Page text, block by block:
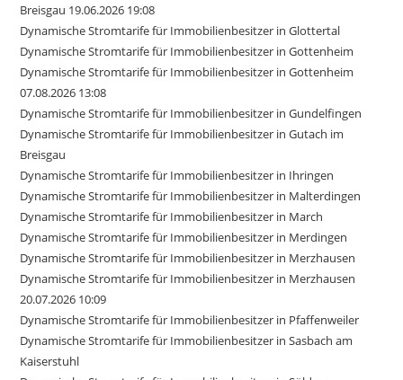
Breisgau 19.06.2026 19:08
Dynamische Stromtarife für Immobilienbesitzer in Glottertal
Dynamische Stromtarife für Immobilienbesitzer in Gottenheim
Dynamische Stromtarife für Immobilienbesitzer in Gottenheim
07.08.2026 13:08
Dynamische Stromtarife für Immobilienbesitzer in Gundelfingen
Dynamische Stromtarife für Immobilienbesitzer in Gutach im
Breisgau
Dynamische Stromtarife für Immobilienbesitzer in Ihringen
Dynamische Stromtarife für Immobilienbesitzer in Malterdingen
Dynamische Stromtarife für Immobilienbesitzer in March
Dynamische Stromtarife für Immobilienbesitzer in Merdingen
Dynamische Stromtarife für Immobilienbesitzer in Merzhausen
Dynamische Stromtarife für Immobilienbesitzer in Merzhausen
20.07.2026 10:09
Dynamische Stromtarife für Immobilienbesitzer in Pfaffenweiler
Dynamische Stromtarife für Immobilienbesitzer in Sasbach am
Kaiserstuhl